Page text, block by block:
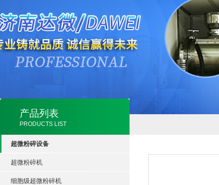
产品列表
PRODUCTS LIST
超微粉碎设备
超微粉碎机
细胞级超微粉碎机